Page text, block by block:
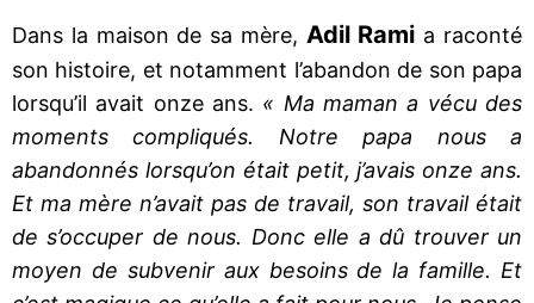
Dans la maison de sa mère, Adil Rami a raconté
son histoire, et notamment l’abandon de son papa
lorsqu’il avait onze ans. « Ma maman a vécu des
moments compliqués. Notre papa nous a
abandonnés lorsqu’on était petit, j’avais onze ans.
Et ma mère n’avait pas de travail, son travail était
de s’occuper de nous. Donc elle a dû trouver un
moyen de subvenir aux besoins de la famille. Et